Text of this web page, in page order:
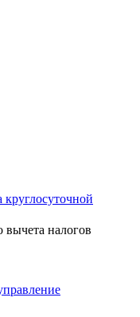
круглосуточной
вычета налогов